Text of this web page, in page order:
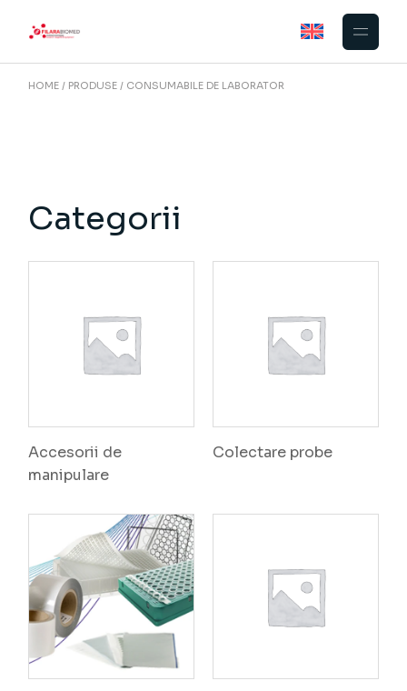
HOME PRODUSE CONSUMABILE DE LABORATOR
Categorii
Accesorii de
manipulare
Colectare probe